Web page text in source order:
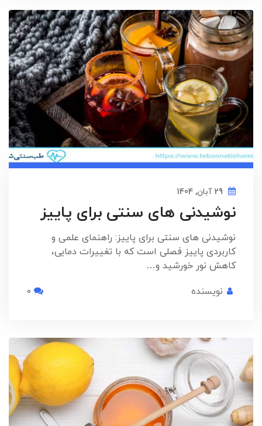
نوشیدنی های سنتی برای پاییز
نوشیدنی های سنتی برای پاییز: راهنمای علمی و
کاربردی پاییز فصلی است که با تغییرات دمایی،
کاهش نور خورشید و…
نویسنده